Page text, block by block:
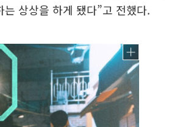
상상을 하게 됐다”고 전했다.